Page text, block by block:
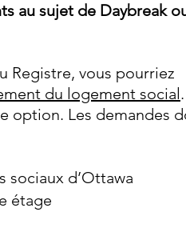
au sujet de Daybreak
Registre, vous pourriez
du logement social.
option. Les demandes
sociaux d’Ottawa
étage